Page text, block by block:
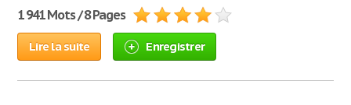
1 941 Mots / 8 Pages
Lire la suite Enregistrer